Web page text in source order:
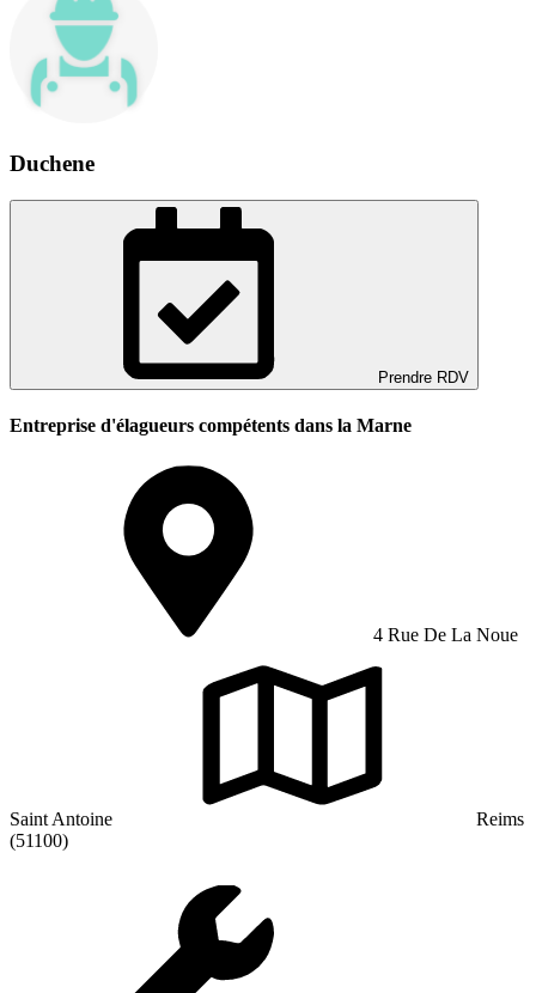
Duchene
Prendre RDV
Entreprise d'élagueurs compétents dans la Marne
4 Rue De La Noue
Saint Antoine
Reims
(51100)